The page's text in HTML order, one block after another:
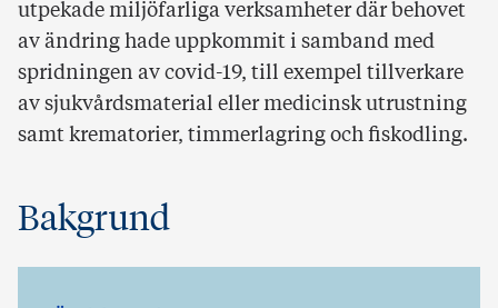
utpekade miljöfarliga verksamheter där behovet
av ändring hade uppkommit i samband med
spridningen av covid-19, till exempel tillverkare
av sjukvårdsmaterial eller medicinsk utrustning
samt krematorier, timmerlagring och fiskodling.
Bakgrund